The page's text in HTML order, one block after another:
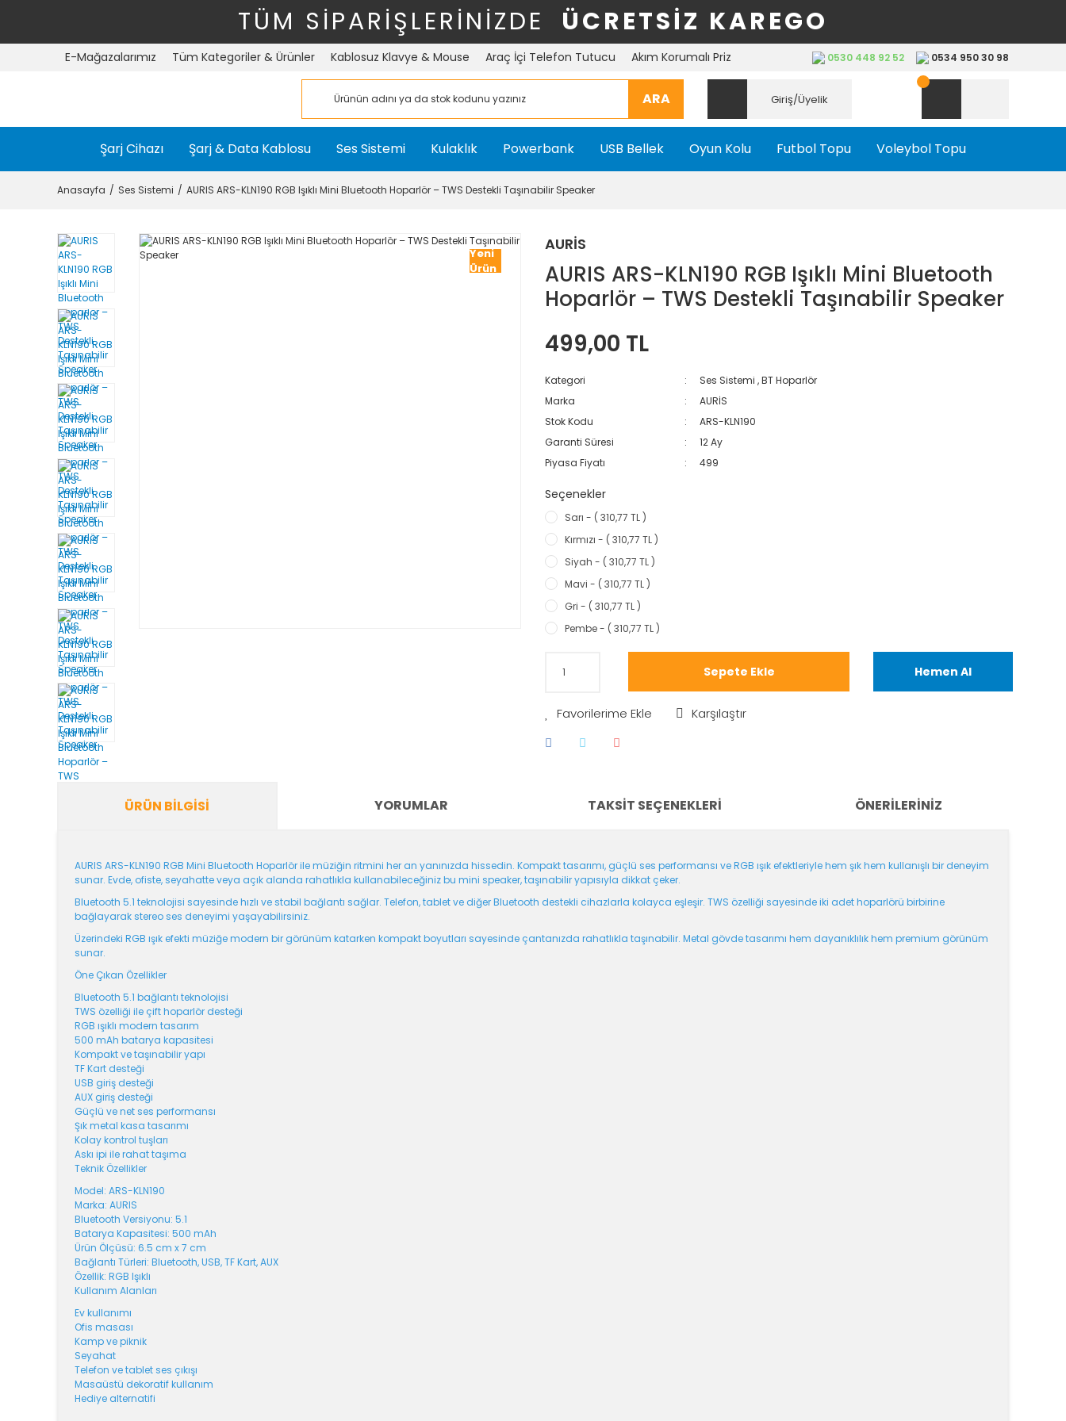
TÜM SİPARİŞLERİNİZDE ÜCRETSİZ KAREGO
E-Mağazalarımız Tüm Kategoriler & Ürünler Kablosuz Klavye & Mouse Araç İçi Telefon Tutucu Akım Korumalı Priz 0530 448 92 52 0534 950 30 98
ARA Giriş/Üyelik
Şarj Cihazı Şarj & Data Kablosu Ses Sistemi Kulaklık Powerbank USB Bellek Oyun Kolu Futbol Topu Voleybol Topu
Anasayfa Ses Sistemi AURIS ARS-KLN190 RGB Işıklı Mini Bluetooth Hoparlör – TWS Destekli Taşınabilir Speaker
Yeni
Ürün
AURİS
AURIS ARS-KLN190 RGB Işıklı Mini Bluetooth
Hoparlör – TWS Destekli Taşınabilir Speaker
499,00 TL
Kategori Ses Sistemi ,BT Hoparlör
Marka
AURİS
Stok Kodu
ARS-KLN190
Garanti Süresi
12 Ay
Piyasa Fiyatı
499
Seçenekler
Sarı - ( 310,77 TL )
Kırmızı - ( 310,77 TL )
Siyah - ( 310,77 TL )
Mavi - ( 310,77 TL )
Gri - ( 310,77 TL )
Pembe - ( 310,77 TL )
Sepete Ekle Hemen Al
Karşılaştır
ÜRÜN BILGISI YORUMLAR TAKSIT SEÇENEKLERI ÖNERILERINIZ
AURIS ARS-KLN190 RGB Mini Bluetooth Hoparlör ile müziğin ritmini her an yanınızda hissedin. Kompakt tasarımı, güçlü ses performansı ve RGB ışık efektleriyle hem şık hem kullanışlı bir deneyim
sunar. Evde, ofiste, seyahatte veya açık alanda rahatlıkla kullanabileceğiniz bu mini speaker, taşınabilir yapısıyla dikkat çeker.
Bluetooth 5.1 teknolojisi sayesinde hızlı ve stabil bağlantı sağlar. Telefon, tablet ve diğer Bluetooth destekli cihazlarla kolayca eşleşir. TWS özelliği sayesinde iki adet hoparlörü birbirine
bağlayarak stereo ses deneyimi yaşayabilirsiniz.
Üzerindeki RGB ışık efekti müziğe modern bir görünüm katarken kompakt boyutları sayesinde çantanızda rahatlıkla taşınabilir. Metal gövde tasarımı hem dayanıklılık hem premium görünüm
sunar.
Öne Çıkan Özellikler
Bluetooth 5.1 bağlantı teknolojisi
TWS özelliği ile çift hoparlör desteği
RGB ışıklı modern tasarım
500 mAh batarya kapasitesi
Kompakt ve taşınabilir yapı
TF Kart desteği
USB giriş desteği
AUX giriş desteği
Güçlü ve net ses performansı
Şık metal kasa tasarımı
Kolay kontrol tuşları
Askı ipi ile rahat taşıma
Teknik Özellikler
Model: ARS-KLN190
Marka: AURIS
Bluetooth Versiyonu: 5.1
Batarya Kapasitesi: 500 mAh
Ürün Ölçüsü: 6.5 cm x 7 cm
Bağlantı Türleri: Bluetooth, USB, TF Kart, AUX
Özellik: RGB Işıklı
Kullanım Alanları
Ev kullanımı
Ofis masası
Kamp ve piknik
Seyahat
Telefon ve tablet ses çıkışı
Masaüstü dekoratif kullanım
Hediye alternatifi